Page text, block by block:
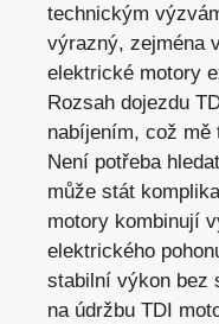
technickým
výrazný, zejména
elektrické motory
Rozsah dojezdu
nabíjením, což mě
Není potřeba
může stát
motory kombinují
elektrického
stabilní výkon bez
na údržbu TDI